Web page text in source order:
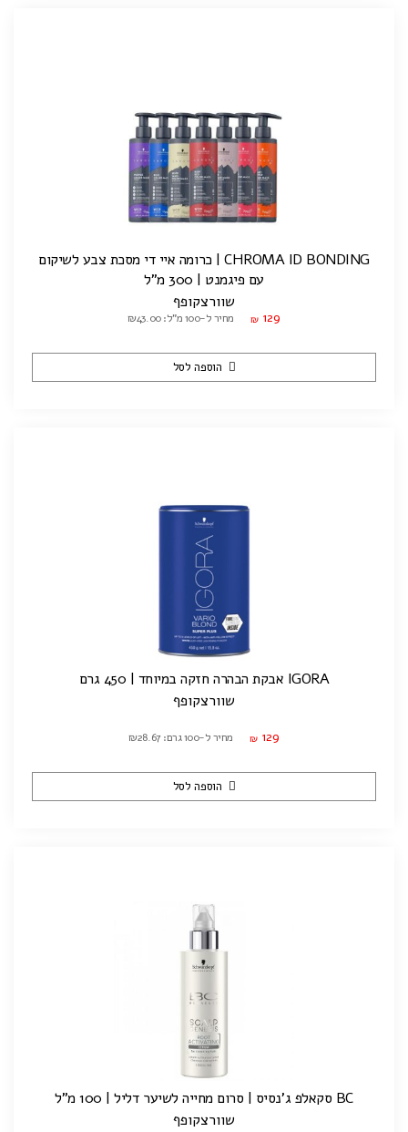
CHROMA ID BONDING | כרומה איי די מסכת צבע לשיקום
עם פיגמנט | 300 מ"ל
שוורצקופף
₪ 129 מחיר ל-100 מ"ל: ₪43.00
הוספה לסל
IGORA אבקת הבהרה חזקה במיוחד | 450 גרם
שוורצקופף
₪ 129 מחיר ל-100 גרם: ₪28.67
הוספה לסל
BC סקאלפ ג'נסיס | סרום מחייה לשיער דליל | 100 מ"ל
שוורצקופף